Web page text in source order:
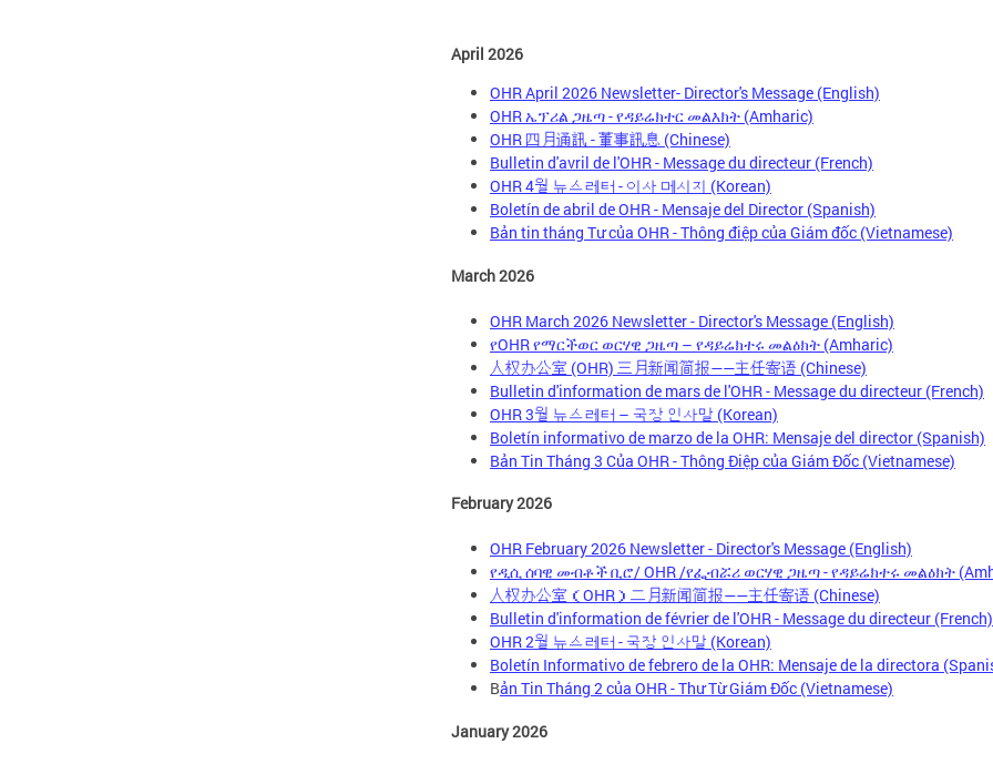
April 2026
OHR April 2026 Newsletter- Director's Message (English)
OHR ኤፕሪል ጋዜጣ - የዳይሬክተር መልእክት (Amharic)
OHR 四月通訊 - 董事訊息 (Chinese)
Bulletin d'avril de l'OHR - Message du directeur (French)
OHR 4월 뉴스레터 - 이사 메시지 (Korean)
Boletín de abril de OHR - Mensaje del Director (Spanish)
Bản tin tháng Tư của OHR - Thông điệp của Giám đốc (Vietnamese)
March 2026
OHR March 2026 Newsletter - Director's Message (English)
የOHR የማርችወር ወርሃዊ ጋዜጣ – የዳይሬክተሩ መልዕክት (Amharic)
人权办公室 (OHR) 三月新闻简报——主任寄语 (Chinese)
Bulletin d'information de mars de l'OHR - Message du directeur (French)
OHR 3월 뉴스레터 – 국장 인사말 (Korean)
Boletín informativo de marzo de la OHR: Mensaje del director (Spanish)
Bản Tin Tháng 3 Của OHR - Thông Điệp của Giám Đốc (Vietnamese)
February 2026
OHR February 2026 Newsletter - Director's Message (English)
የዲሲ ሰባዊ መብቶች ቢሮ/ OHR /የፌብሯሪ ወርሃዊ ጋዜጣ - የዳይሬክተሩ መልዕክት
人权办公室（OHR）二月新闻简报——主任寄语 (Chinese)
Bulletin d'information de février de l'OHR - Message du directeur (French)
OHR 2월 뉴스레터 - 국장 인사말 (Korean)
Boletín Informativo de febrero de la OHR: Mensaje de la directora
Bản Tin Tháng 2 của OHR - Thư Từ Giám Đốc (Vietnamese)
January 2026